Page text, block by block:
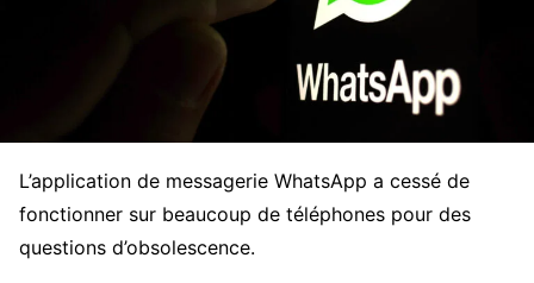
L’application de messagerie WhatsApp a cessé de
fonctionner sur beaucoup de téléphones pour des
questions d’obsolescence.